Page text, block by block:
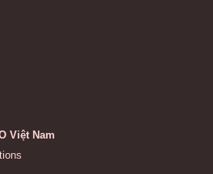
Việt Nam